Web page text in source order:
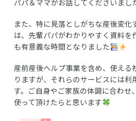
パパ＆ママがお話してくださいまし
また、特に見落としがちな産後変化
は、先輩パパがわかりやすく資料を
も有意義な時間となりました
産前産後ヘルプ事業を含め、使える
りますが、それらのサービスには利
す。ご自身やご家族の体調に合わせ
使って頂けたらと思います